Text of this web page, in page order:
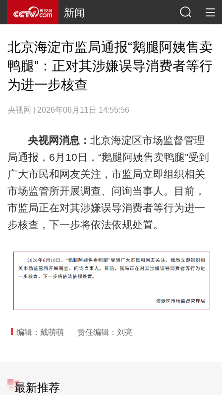
新闻
北京海淀市监局通报“鹅腿阿姨售卖
鸭腿”：正对其涉嫌误导消费者等行
为进一步核查
央视网 | 2026年06月11日 14:55:56
央视网消息： 北京海淀区市场监督管理
局通报，6月10日，“鹅腿阿姨售卖鸭腿”受到
广大市民和网友关注，市监局立即组织相关
市场监管所开展调查、问询当事人。目前，
市监局正在对其涉嫌误导消费者等行为进一
步核查，下一步将依法依规处置。
编辑：戴萌萌 责任编辑：刘亮
最新推荐